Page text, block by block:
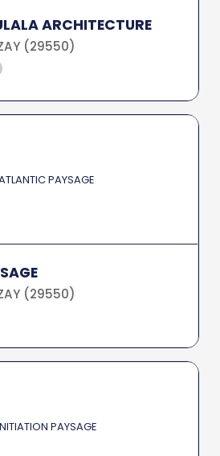
ARCHITECTURE
(29550)
(29550)